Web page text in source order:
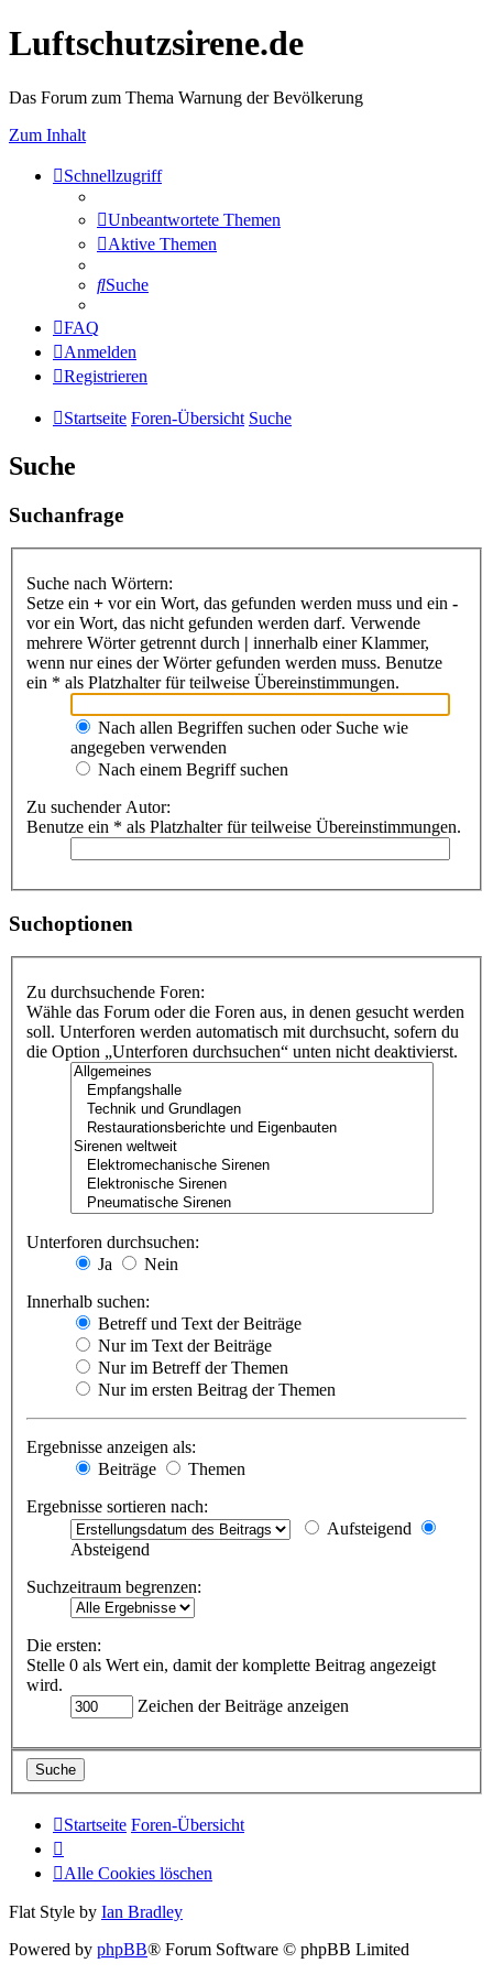
Luftschutzsirene.de
Das Forum zum Thema Warnung der Bevölkerung
Zum Inhalt
Schnellzugriff
Unbeantwortete Themen
Aktive Themen
Suche
FAQ
Anmelden
Registrieren
Startseite Foren-Übersicht Suche
Suche
Suchanfrage
Suche nach Wörtern:
Setze ein + vor ein Wort, das gefunden werden muss und ein -
vor ein Wort, das nicht gefunden werden darf. Verwende
mehrere Wörter getrennt durch | innerhalb einer Klammer,
wenn nur eines der Wörter gefunden werden muss. Benutze
ein * als Platzhalter für teilweise Übereinstimmungen.
Nach allen Begriffen suchen oder Suche wie
angegeben verwenden
Nach einem Begriff suchen
Zu suchender Autor:
Benutze ein * als Platzhalter für teilweise Übereinstimmungen.
Suchoptionen
Zu durchsuchende Foren:
Wähle das Forum oder die Foren aus, in denen gesucht werden
soll. Unterforen werden automatisch mit durchsucht, sofern du
die Option „Unterforen durchsuchen“ unten nicht deaktivierst.
Unterforen durchsuchen:
Ja
Nein
Innerhalb suchen:
Betreff und Text der Beiträge
Nur im Text der Beiträge
Nur im Betreff der Themen
Nur im ersten Beitrag der Themen
Ergebnisse anzeigen als:
Beiträge
Themen
Ergebnisse sortieren nach:
Aufsteigend
Absteigend
Suchzeitraum begrenzen:
Die ersten:
Stelle 0 als Wert ein, damit der komplette Beitrag angezeigt
wird.
Zeichen der Beiträge anzeigen
Startseite Foren-Übersicht
Alle Cookies löschen
Flat Style by Ian Bradley
Powered by phpBB® Forum Software © phpBB Limited